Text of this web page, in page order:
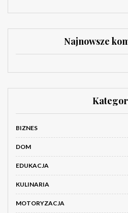
Najnowsze
BIZNES
DOM
EDUKACJA
KULINARIA
MOTORYZACJA